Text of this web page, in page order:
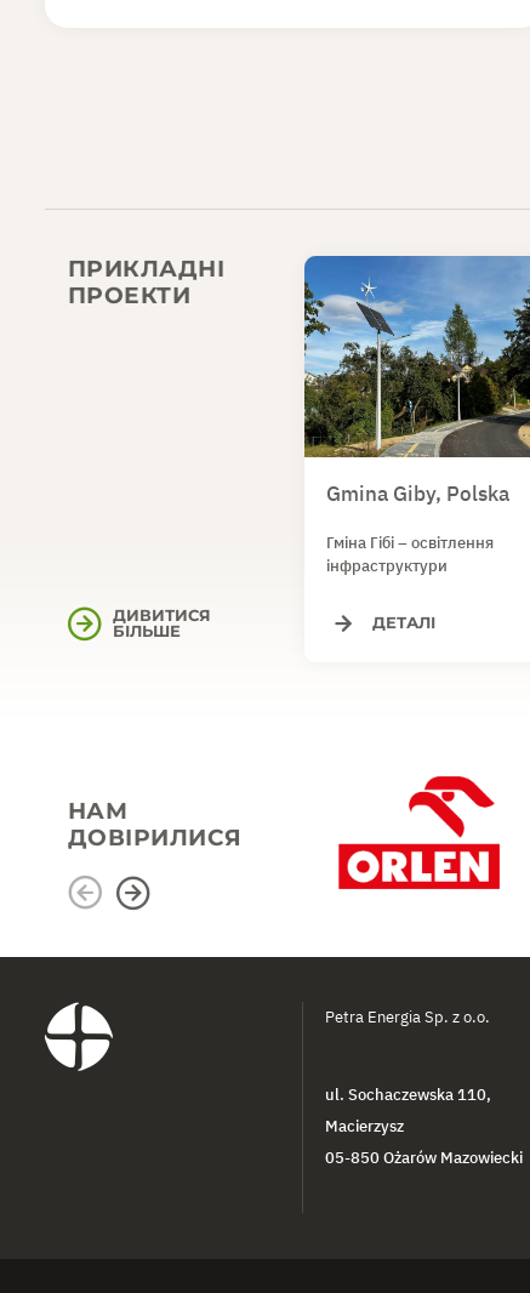
ПРИКЛАДНІ
ПРОЕКТИ
ДИВИТИСЯ
БІЛЬШЕ
Gmina Giby, Polska
Гміна Гібі – освітлення
інфраструктури
ДЕТАЛІ
НАМ
ДОВІРИЛИСЯ
Petra Energia Sp. z o.o.
ul. Sochaczewska 110,
Macierzysz
05-850 Ożarów Mazowiecki